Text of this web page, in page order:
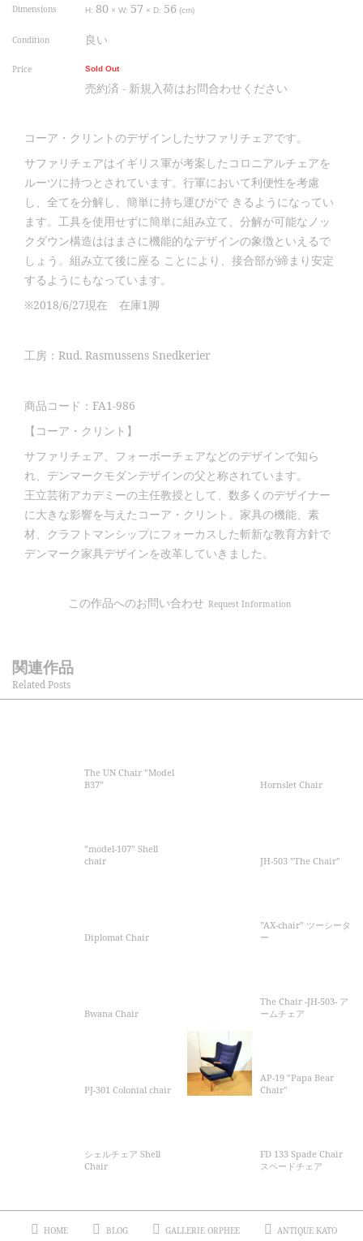
Dimensions H: 80 × W: 57 × D: 56 (cm)
Condition 良い
Price Sold Out
売約済 - 新規入荷はお問合わせください
コーア・クリントのデザインしたサファリチェアです。
サファリチェアはイギリス軍が考案したコロニアルチェアを
ルーツに持つとされています。行軍において利便性を考慮
し、全てを分解し、簡単に持ち運びがで きるようになってい
ます。工具を使用せずに簡単に組み立て、分解が可能なノッ
クダウン構造ははまさに機能的なデザインの象徴といえるで
しょう。組み立て後に座る ことにより、接合部が締まり安定
するようにもなっています。
※2018/6/27現在 在庫1脚
工房：Rud. Rasmussens Snedkerier
商品コード：FA1-986
【コーア・クリント】
サファリチェア、フォーボーチェアなどのデザインで知ら
れ、デンマークモダンデザインの父と称されています。
王立芸術アカデミーの主任教授として、数多くのデザイナー
に大きな影響を与えたコーア・クリント。家具の機能、素
材、クラフトマンシップにフォーカスした斬新な教育方針で
デンマーク家具デザインを改革していきました。
この作品へのお問い合わせ Request Information
関連作品
Related Posts
The UN Chair ”Model
B37”
Hornslet Chair
”model-107” Shell
chair
JH-503 ”The Chair”
Diplomat Chair
”AX-chair” ツーシータ
ー
Bwana Chair
The Chair -JH-503- ア
ームチェア
PJ-301 Colonial chair
AP-19 ”Papa Bear
Chair”
シェルチェア Shell
Chair
FD 133 Spade Chair
スペードチェア
HOME BLOG GALLERIE ORPHEE ANTIQUE KATO